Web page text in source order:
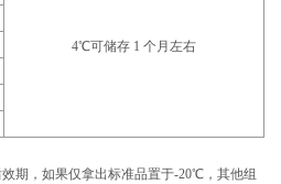
4℃可储存 1 个月左右
期，如果仅拿出标准品置于-20℃，其他组